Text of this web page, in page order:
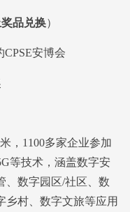
奖品兑换）
安博会
，1100多家企业参加
等技术，涵盖数字安
、数字园区/社区、数
乡村、数字文旅等应用